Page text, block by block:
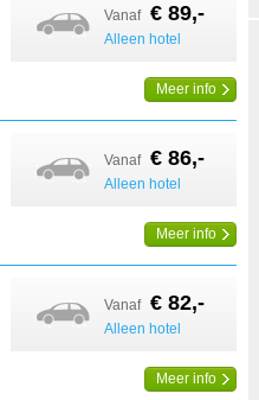
Vanaf € 89,-
Alleen hotel
Meer info
Vanaf € 86,-
Alleen hotel
Meer info
Vanaf € 82,-
Alleen hotel
Meer info